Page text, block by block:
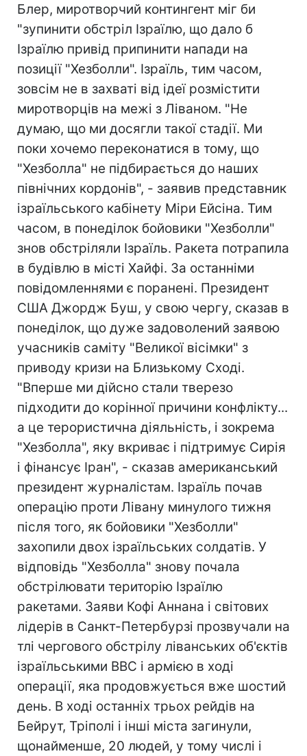
Блер, миротворчий контингент міг би
"зупинити обстріл Ізраїлю, що дало б
Ізраїлю привід припинити напади на
позиції "Хезболли". Ізраїль, тим часом,
зовсім не в захваті від ідеї розмістити
миротворців на межі з Ліваном. "Не
думаю, що ми досягли такої стадії. Ми
поки хочемо переконатися в тому, що
"Хезболла" не підбирається до наших
північних кордонів", - заявив представник
ізраїльського кабінету Міри Ейсіна. Тим
часом, в понеділок бойовики "Хезболли"
знов обстріляли Ізраїль. Ракета потрапила
в будівлю в місті Хайфі. За останніми
повідомленнями є поранені. Президент
США Джордж Буш, у свою чергу, сказав в
понеділок, що дуже задоволений заявою
учасників саміту "Великої вісімки" з
приводу кризи на Близькому Сході.
"Вперше ми дійсно стали тверезо
підходити до корінної причини конфлікту...
а це терористична діяльність, і зокрема
"Хезболла", яку вкриває і підтримує Сирія
і фінансує Іран", - сказав американський
президент журналістам. Ізраїль почав
операцію проти Лівану минулого тижня
після того, як бойовики "Хезболли"
захопили двох ізраїльських солдатів. У
відповідь "Хезболла" знову почала
обстрілювати територію Ізраїлю
ракетами. Заяви Кофі Аннана і світових
лідерів в Санкт-Петербурзі прозвучали на
тлі чергового обстрілу ліванських об'єктів
ізраїльськими ВВС і армією в ході
операції, яка продовжується вже шостий
день. В ході останніх трьох рейдів на
Бейрут, Тріполі і інші міста загинули,
щонайменше, 20 людей, у тому числі і